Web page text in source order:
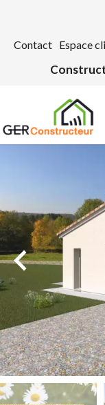
Contact Espace